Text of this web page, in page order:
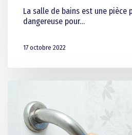
La salle de bains est une pièce
dangereuse pour…
17 octobre 2022